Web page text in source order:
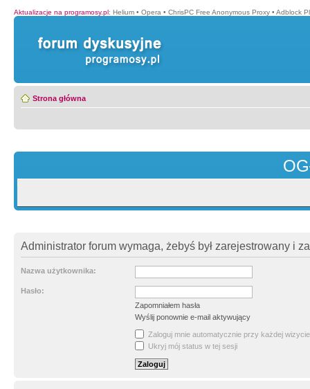
Aktualizacje na programosy.pl: Helium • Opera • ChrisPC Free Anonymous Proxy • Adblock
Strona główna
Administrator forum wymaga, żebyś był zarejestrowany i
Nazwa użytkownika:
Hasło:
Zapomniałem hasła
Wyślij ponownie e-mail aktywujący
Zaloguj mnie automatycznie przy każdej wizycie
Ukryj mój status w tej sesji